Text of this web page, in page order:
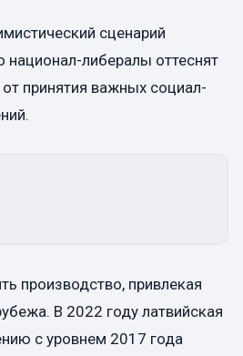
сценарий
национал-либералы оттеснят
принятия важных социал-
производство, привлекая
В 2022 году латвийская
с уровнем 2017 года